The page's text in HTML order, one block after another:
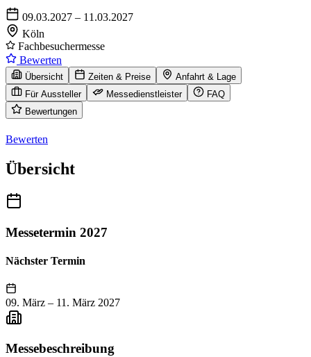
09.03.2027 – 11.03.2027
Köln
Fachbesuchermesse
Bewerten
Übersicht Zeiten & Preise
Anfahrt & Lage
Für Aussteller
Messedienstleister
FAQ
Bewertungen
Bewerten
Übersicht
Messetermin 2027
Nächster Termin
09. März – 11. März 2027
Messebeschreibung